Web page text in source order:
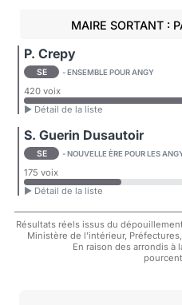
MAIRE SORTANT :
P. Crepy
SE - ENSEMBLE POUR ANGY
420 voix
► Détail de la liste
S. Guerin Dusautoir
SE - NOUVELLE ÈRE POUR LES
175 voix
► Détail de la liste
Résultats réels issus du
Ministère de l'intérieur,
En raison des arrondis à